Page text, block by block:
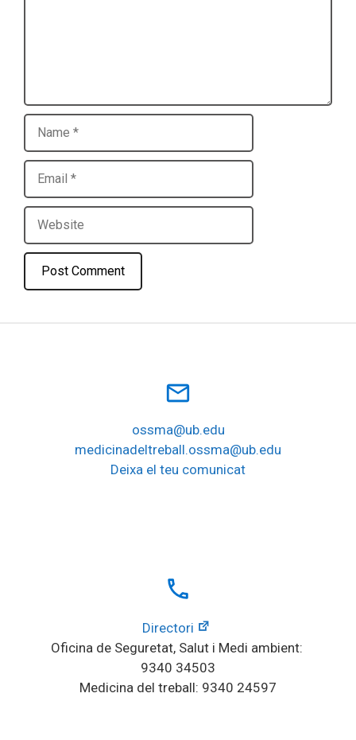
Name
Email
Website
mail_outline
ossma@ub.edu
medicinadeltreball.ossma@ub.edu
Deixa el teu comunicat
local_phone
Directori
Oficina de Seguretat, Salut i Medi ambient:
9340 34503
Medicina del treball: 9340 24597